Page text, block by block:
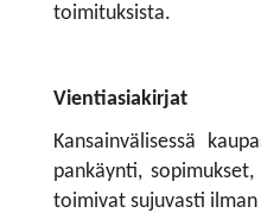
toimituksista.
Vientiasiakirjat
Kansainvälisessä
pankäynti,
toimivat sujuvasti